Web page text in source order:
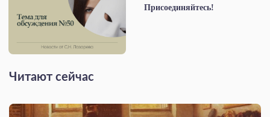
Присоединяйтесь!
Читают сейчас